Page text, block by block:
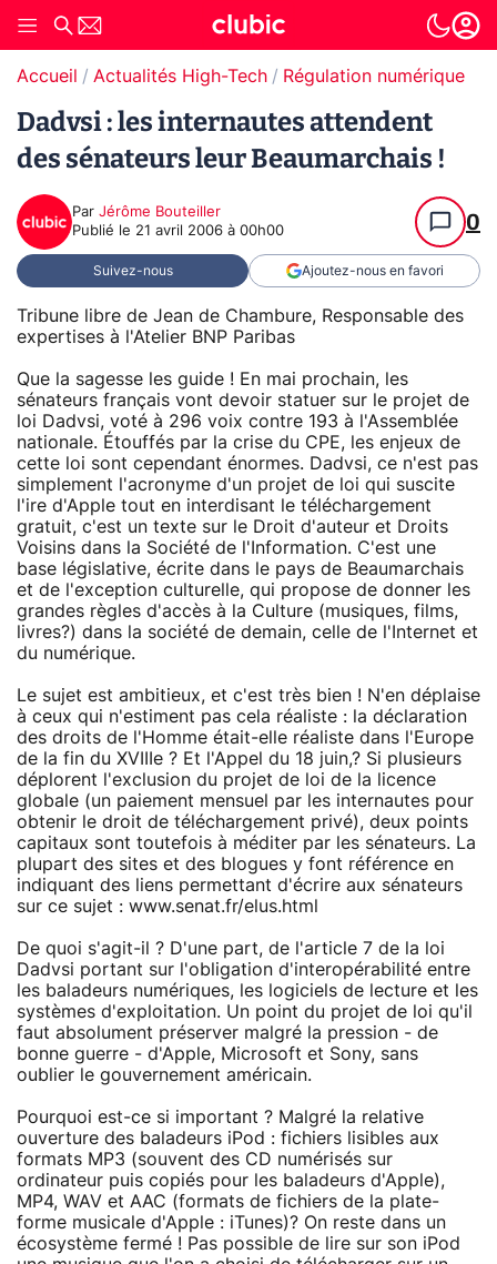
Accueil Actualités High-Tech Régulation numérique
Dadvsi : les internautes attendent
des sénateurs leur Beaumarchais !
Par Jérôme Bouteiller
Publié le 21 avril 2006 à 00h00 0
Suivez-nous Ajoutez-nous en favori
Tribune libre de Jean de Chambure, Responsable des
expertises à l'Atelier BNP Paribas
Que la sagesse les guide ! En mai prochain, les
sénateurs français vont devoir statuer sur le projet de
loi Dadvsi, voté à 296 voix contre 193 à l'Assemblée
nationale. Étouffés par la crise du CPE, les enjeux de
cette loi sont cependant énormes. Dadvsi, ce n'est pas
simplement l'acronyme d'un projet de loi qui suscite
l'ire d'Apple tout en interdisant le téléchargement
gratuit, c'est un texte sur le Droit d'auteur et Droits
Voisins dans la Société de l'Information. C'est une
base législative, écrite dans le pays de Beaumarchais
et de l'exception culturelle, qui propose de donner les
grandes règles d'accès à la Culture (musiques, films,
livres?) dans la société de demain, celle de l'Internet et
du numérique.
Le sujet est ambitieux, et c'est très bien ! N'en déplaise
à ceux qui n'estiment pas cela réaliste : la déclaration
des droits de l'Homme était-elle réaliste dans l'Europe
de la fin du XVIIIe ? Et l'Appel du 18 juin,? Si plusieurs
déplorent l'exclusion du projet de loi de la licence
globale (un paiement mensuel par les internautes pour
obtenir le droit de téléchargement privé), deux points
capitaux sont toutefois à méditer par les sénateurs. La
plupart des sites et des blogues y font référence en
indiquant des liens permettant d'écrire aux sénateurs
sur ce sujet : www.senat.fr/elus.html
De quoi s'agit-il ? D'une part, de l'article 7 de la loi
Dadvsi portant sur l'obligation d'interopérabilité entre
les baladeurs numériques, les logiciels de lecture et les
systèmes d'exploitation. Un point du projet de loi qu'il
faut absolument préserver malgré la pression - de
bonne guerre - d'Apple, Microsoft et Sony, sans
oublier le gouvernement américain.
Pourquoi est-ce si important ? Malgré la relative
ouverture des baladeurs iPod : fichiers lisibles aux
formats MP3 (souvent des CD numérisés sur
ordinateur puis copiés pour les baladeurs d'Apple),
MP4, WAV et AAC (formats de fichiers de la plate-
forme musicale d'Apple : iTunes)? On reste dans un
écosystème fermé ! Pas possible de lire sur son iPod